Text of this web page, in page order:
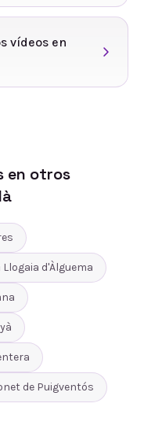
vídeos en
en otros
Llogaia d'Àlguema
de Puigventós